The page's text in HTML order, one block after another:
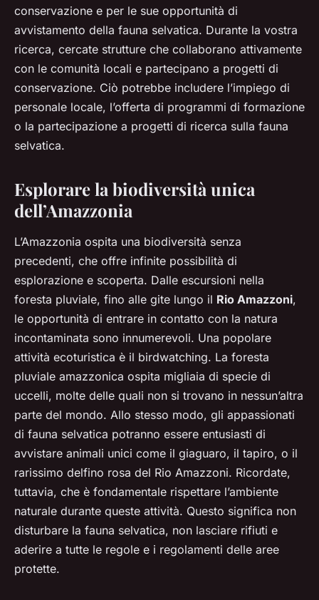
conservazione e per le sue opportunità di
avvistamento della fauna selvatica. Durante la vostra
ricerca, cercate strutture che collaborano attivamente
con le comunità locali e partecipano a progetti di
conservazione. Ciò potrebbe includere l’impiego di
personale locale, l’offerta di programmi di formazione
o la partecipazione a progetti di ricerca sulla fauna
selvatica.
Esplorare la biodiversità unica
dell’Amazzonia
L’Amazzonia ospita una biodiversità senza
precedenti, che offre infinite possibilità di
esplorazione e scoperta. Dalle escursioni nella
foresta pluviale, fino alle gite lungo il Rio Amazzoni,
le opportunità di entrare in contatto con la natura
incontaminata sono innumerevoli. Una popolare
attività ecoturistica è il birdwatching. La foresta
pluviale amazzonica ospita migliaia di specie di
uccelli, molte delle quali non si trovano in nessun’altra
parte del mondo. Allo stesso modo, gli appassionati
di fauna selvatica potranno essere entusiasti di
avvistare animali unici come il giaguaro, il tapiro, o il
rarissimo delfino rosa del Rio Amazzoni. Ricordate,
tuttavia, che è fondamentale rispettare l’ambiente
naturale durante queste attività. Questo significa non
disturbare la fauna selvatica, non lasciare rifiuti e
aderire a tutte le regole e i regolamenti delle aree
protette.